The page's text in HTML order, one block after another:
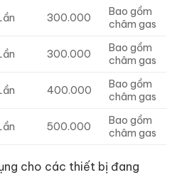
300.000
Bao gồm
châm gas
300.000
Bao gồm
châm gas
400.000
Bao gồm
châm gas
500.000
Bao gồm
châm gas
cho các thiết bị đang